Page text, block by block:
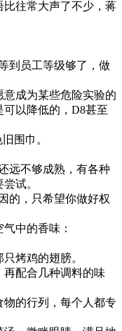
往常大声了不少，蒋
到员工等级够了，做
成为某些危险实验的
以降低的，D8甚至
围巾。
远不够成熟，有各种
试。
的，只希望你做好权
中的香味：
烤鸡的翅膀。
配合几种调料的味
的行列，每个人都专